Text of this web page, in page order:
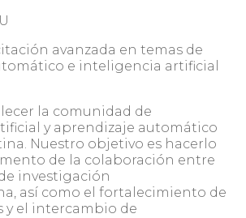
avanzada en temas de
e inteligencia artificial
la comunidad de
y aprendizaje automático
Nuestro objetivo es hacerlo
de la colaboración entre
investigación
así como el fortalecimiento de
y el intercambio de